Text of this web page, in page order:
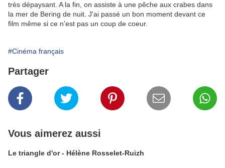
très dépaysant. A la fin, on assiste à une pêche aux crabes dans
la mer de Bering de nuit. J'ai passé un bon moment devant ce
film même si ce n'est pas un coup de coeur.
#Cinéma français
Partager
Vous aimerez aussi
Le triangle d'or - Hélène Rosselet-Ruizh